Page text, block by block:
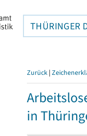
THÜRINGER
Zurück |
in